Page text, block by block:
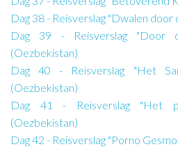
Dag 38 - Reisverslag "Dwalen
Dag 39 - Reisverslag "Door
(Oezbekistan)
Dag 40 - Reisverslag "Het
(Oezbekistan)
Dag 41 - Reisverslag "Het
(Oezbekistan)
Dag 42 - Reisverslag "Porno